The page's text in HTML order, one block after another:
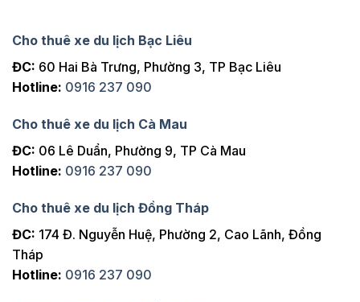
Cho thuê xe du lịch Bạc Liêu
ĐC: 60 Hai Bà Trưng, Phường 3, TP Bạc Liêu
Hotline: 0916 237 090
Cho thuê xe du lịch Cà Mau
ĐC: 06 Lê Duẩn, Phường 9, TP Cà Mau
Hotline: 0916 237 090
Cho thuê xe du lịch Đồng Tháp
ĐC: 174 Đ. Nguyễn Huệ, Phường 2, Cao Lãnh, Đồng
Tháp
Hotline: 0916 237 090